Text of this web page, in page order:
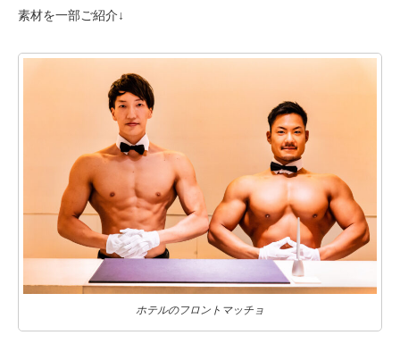
素材を一部ご紹介↓
ホテルのフロントマッチョ